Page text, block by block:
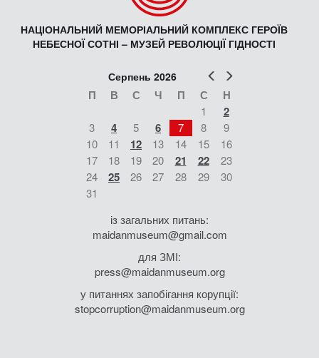
НАЦІОНАЛЬНИЙ МЕМОРІАЛЬНИЙ КОМПЛЕКС ГЕРОЇВ
НЕБЕСНОЇ СОТНІ – МУЗЕЙ РЕВОЛЮЦІЇ ГІДНОСТІ
Попер
Серпень 2026
П В С Ч П С Н
1 2
3 4 5 6 7 8
9
10
11 12 13 14 15
16
17
18 19 20 21 22
23
24
25 26 27 28 29
30
31
із загальних питань:
maidanmuseum@gmail.com
для ЗМІ:
press@maidanmuseum.org
у питаннях запобігання корупції:
stopcorruption@maidanmuseum.org